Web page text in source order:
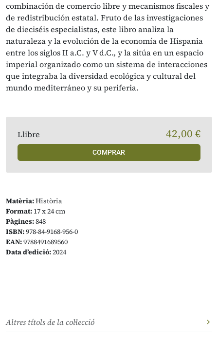
combinación de comercio libre y mecanismos fiscales y
de redistribución estatal. Fruto de las investigaciones
de dieciséis especialistas, este libro analiza la
naturaleza y la evolución de la economía de Hispania
entre los siglos II a.C. y V d.C., y la sitúa en un espacio
imperial organizado como un sistema de interacciones
que integraba la diversidad ecológica y cultural del
mundo mediterráneo y su periferia.
Matèria:Història
Format: 17 x 24 cm
Pàgines:848
ISBN:978-84-9168-956-0
EAN:9788491689560
Data d’edició:2024
Llibre 42,00 €
COMPRAR
Altres títols de la col·lecció